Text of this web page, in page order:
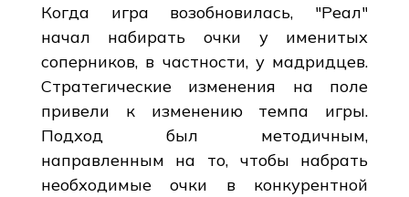
Когда игра возобновилась, "Реал"
начал набирать очки у именитых
соперников, в частности, у мадридцев.
Стратегические изменения на поле
привели к изменению темпа игры.
Подход был методичным,
направленным на то, чтобы набрать
необходимые очки в конкурентной